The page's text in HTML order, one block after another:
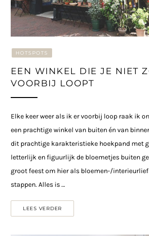
HOTSPOTS
EEN WINKEL DIE JE NIET
VOORBIJ LOOPT
Elke keer weer als ik er voorbij loop raak ik
een prachtige winkel van buiten én van
dit prachtige karakteristieke hoekpand met
letterlijk en figuurlijk de bloemetjes buiten
groot feest om hier als bloemen-/
stappen. Alles is …
LEES VERDER